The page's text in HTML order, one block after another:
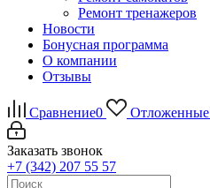
Ремонт тренажеров
Новости
Бонусная программа
О компании
Отзывы
Сравнение0 Отложенные
Заказать звонок
+7 (342) 207 55 57